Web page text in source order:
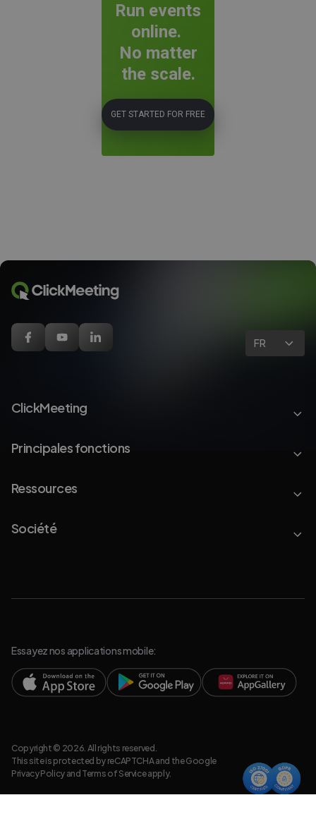
Run events
online.
No matter
the scale.
GET STARTED FOR FREE
FR
ClickMeeting
Principales fonctions
Ressources
Société
Essayez nos applications mobile:
Copyright © 2026. All rights reserved.
This site is protected by reCAPTCHA and the Google
Privacy Policyand Terms of Serviceapply.